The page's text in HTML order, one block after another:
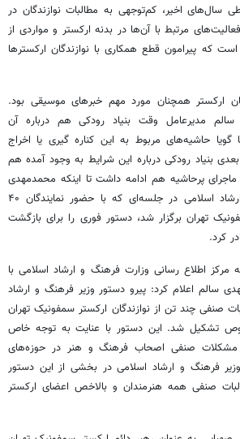
سال‌های اخیر، کم‌توجهی به مطالبات نوازندگان در
مرتبط با آن‌ها در بدنه ارکستر و مواردی از
که پیرامون قطع همکاری با نوازندگان ارکسترها
ارکستر همچنان مورد مهم خبرهای موسیقی بود.
مدیرعامل وقت بنیاد رودکی هم درباره آن
گویا حاشیه‌های مربوط به این کنارهگیری یا اخراج
بنیاد رودکی درباره این شرایط به وجود آمده هم
ماجرای پرحاشیه هم ادامه داشت تا اینکه محمدمهدی
اسماعیلی وزیر فرهنگ و ارشاد اسلامی در جلسه‌ای که با حضور نمایندگان ۴۰
تهران برگزار شد، دستور فوری را برای بازگشت
کرد.
مرکز اطلاع رسانی وزارت فرهنگ و ارشاد اسلامی با
سالم اعلام کرد: پیرو دستور وزیر فرهنگ و ارشاد
صنفی چند تن از نوازندگان ارکستر سمفونیک تهران
تشکیل شد. این دستور با عنایت به توجه خاص
مشکلات صنفی اصحاب فرهنگ و هنر در حوزه‌های
فرهنگ و ارشاد اسلامی در بخشی از این دستور
صنفی همه هنرمندان و بالاخص اعضای ارکستر